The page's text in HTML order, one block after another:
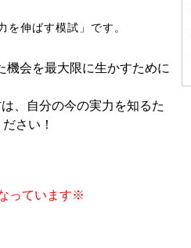
を伸ばす模試」です。
機会を最大限に生かすために
、自分の今の実力を知るた
さい！
っています※